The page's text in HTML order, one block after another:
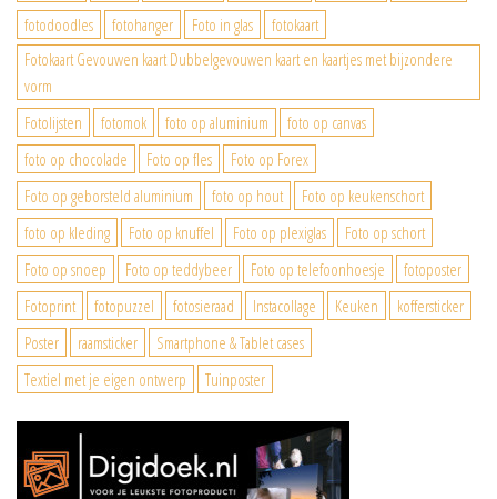
fotodoodles
fotohanger Foto in glas
fotokaart
Fotokaart Gevouwen kaart Dubbelgevouwen kaart en kaartjes met bijzondere
vorm
Fotolijsten
fotomok foto op aluminium
foto op canvas
foto op chocolade
Foto op fles
Foto op Forex
Foto op geborsteld aluminium
foto op hout
Foto op keukenschort
foto op kleding
Foto op knuffel Foto op plexiglas
Foto op schort
Foto op snoep
Foto op teddybeer Foto op telefoonhoesje
fotoposter
Fotoprint
fotopuzzel fotosieraad Instacollage Keuken
koffersticker
Poster
raamsticker
Smartphone & Tablet cases
Textiel met je eigen ontwerp
Tuinposter